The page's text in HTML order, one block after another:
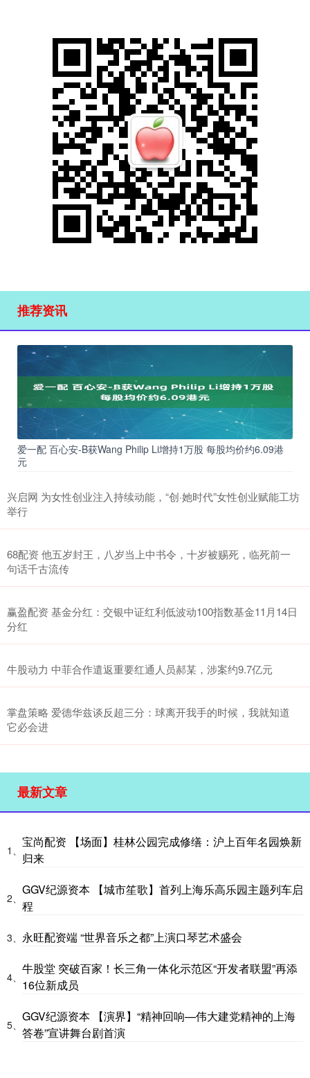
推荐资讯
爱一配 百心安-B获Wang Philip Li增持1万股 每股均价约6.09港
元
兴启网 为女性创业注入持续动能，“创·她时代”女性创业赋能工坊
举行
68配资 他五岁封王，八岁当上中书令，十岁被赐死，临死前一
句话千古流传
赢盈配资 基金分红：交银中证红利低波动100指数基金11月14日
分红
牛股动力 中菲合作遣返重要红通人员郝某，涉案约9.7亿元
掌盘策略 爱德华兹谈反超三分：球离开我手的时候，我就知道
它必会进
最新文章
1、
宝尚配资 【场面】桂林公园完成修缮：沪上百年名园焕新
归来
2、
GGV纪源资本 【城市笙歌】首列上海乐高乐园主题列车启
程
3、 永旺配资端 “世界音乐之都”上演口琴艺术盛会
4、
牛股堂 突破百家！长三角一体化示范区“开发者联盟”再添
16位新成员
5、
GGV纪源资本 【演界】“精神回响—伟大建党精神的上海
答卷”宣讲舞台剧首演